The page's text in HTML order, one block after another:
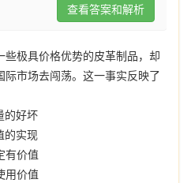
查看答案和解析
些极具价格优势的皮革制品，却
市场去闯荡。这一事实反映了
的好坏
的实现
有价值
用价值